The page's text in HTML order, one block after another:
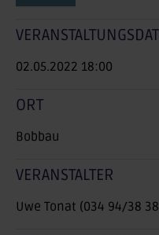
02.05.2022 18:00
ORT
Bobbau
VERANSTALTER
Uwe Tonat (034 94/38